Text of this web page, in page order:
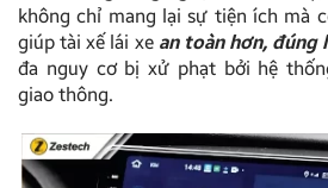
không chỉ mang lại sự tiện ích mà
giúp tài xế lái xe an toàn hơn, đúng
đa nguy cơ bị xử phạt bởi hệ
giao thông.